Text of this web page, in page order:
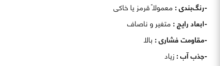
-رنگ‌بندی :معمولاً قرمز یا خاکی
-ابعاد رایج :متغیر و ناصاف
-مقاومت فشاری :بالا
-جذب آب :زیاد